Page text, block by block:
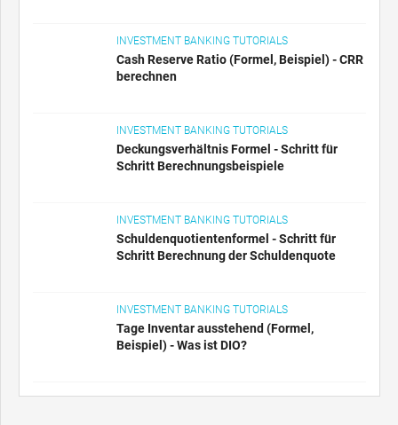
INVESTMENT BANKING TUTORIALS
Cash Reserve Ratio (Formel, Beispiel) - CRR
berechnen
INVESTMENT BANKING TUTORIALS
Deckungsverhältnis Formel - Schritt für
Schritt Berechnungsbeispiele
INVESTMENT BANKING TUTORIALS
Schuldenquotientenformel - Schritt für
Schritt Berechnung der Schuldenquote
INVESTMENT BANKING TUTORIALS
Tage Inventar ausstehend (Formel,
Beispiel) - Was ist DIO?